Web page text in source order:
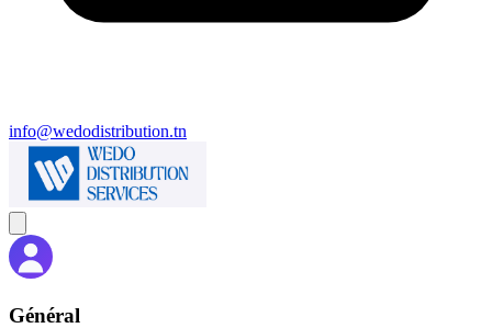
info@wedodistribution.tn
Général